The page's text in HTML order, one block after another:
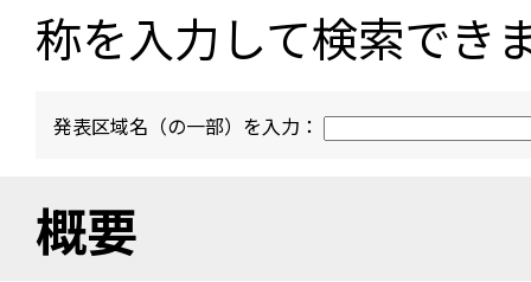
称を入力して検索でき
発表区域名（の一部）を入力：
概要